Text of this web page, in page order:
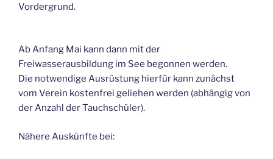
Vordergrund.
Ab Anfang Mai kann dann mit der
Freiwasserausbildung im See begonnen werden.
Die notwendige Ausrüstung hierfür kann zunächst
vom Verein kostenfrei geliehen werden (abhängig von
der Anzahl der Tauchschüler).
Nähere Auskünfte bei: